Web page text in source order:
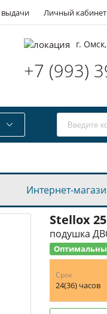
Личный кабинет
г.
+7 (993)
Интернет-
Stellox
подушка
Срок
24(36) часов